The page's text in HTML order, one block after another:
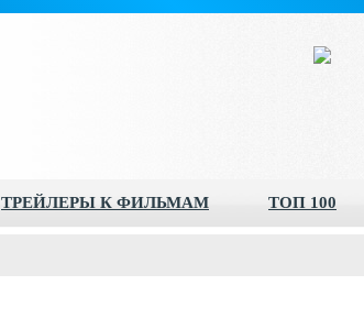
ТРЕЙЛЕРЫ К ФИЛЬМАМ ТОП 100